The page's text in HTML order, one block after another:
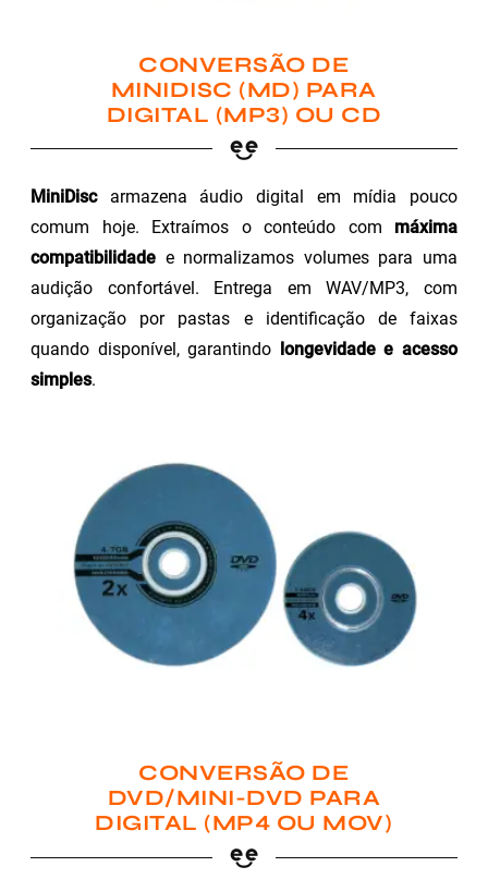
CONVERSÃO DE
MINIDISC (MD) PARA
DIGITAL (MP3) OU CD
MiniDiscarmazena áudio digital em mídia pouco
comum hoje. Extraímos o conteúdo com máxima
compatibilidade e normalizamos volumes para uma
audição confortável. Entrega em WAV/MP3, com
organização por pastas e identificação de faixas
quando disponível, garantindo longevidade e acesso
simples.
CONVERSÃO DE
DVD/MINI-DVD PARA
DIGITAL (MP4 OU MOV)